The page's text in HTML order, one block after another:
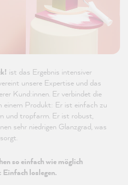
ist das Ergebnis intensiver
unsere Expertise und das
Kund:innen. Er verbindet die
einem Produkt: Er ist einfach zu
und tropfarm. Er ist robust,
sehr niedrigen Glanzgrad, was
so einfach wie möglich
Einfach loslegen.